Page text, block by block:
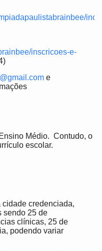
inscricoes-e-
e
Médio. Contudo, o
escolar.
credenciada,
sendo 25 de
clínicas, 25 de
podendo variar